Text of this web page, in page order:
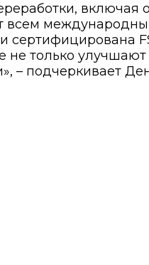
всем
сертифицирована
не только
– подчеркивает